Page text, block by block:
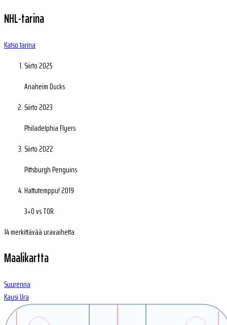
NHL-tarina
Katso tarina
Siirto2025
Anaheim Ducks
Siirto2023
Philadelphia Flyers
Siirto2022
Pittsburgh Penguins
Hattutemppu!2019
3+0 vs TOR
14 merkittävää uravaihetta
Maalikartta
Suurenna
KausiUra